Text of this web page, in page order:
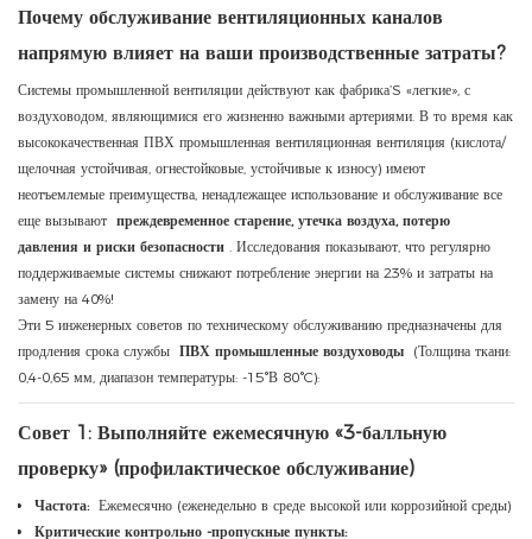
Почему обслуживание вентиляционных каналов
напрямую влияет на ваши производственные затраты?
Системы промышленной вентиляции действуют как фабрика’S «легкие», с
воздуховодом, являющимися его жизненно важными артериями. В то время как
высококачественная ПВХ промышленная вентиляционная вентиляция (кислота/
щелочная устойчивая, огнестойковые, устойчивые к износу) имеют
неотъемлемые преимущества, ненадлежащее использование и обслуживание все
еще вызывают преждевременное старение, утечка воздуха, потерю
давления и риски безопасности
. Исследования показывают, что регулярно
поддерживаемые системы снижают потребление энергии на 23% и затраты на
замену на 40%!
Эти 5 инженерных советов по техническому обслуживанию предназначены для
продления срока службы ПВХ промышленные воздуховоды (Толщина ткани:
0,4-0,65 мм, диапазон температуры: -15°В 80°C):
Совет 1: Выполняйте ежемесячную «3-балльную
проверку» (профилактическое обслуживание)
Частота: Ежемесячно (еженедельно в среде высокой или коррозийной среды)
Критические контрольно -пропускные пункты: